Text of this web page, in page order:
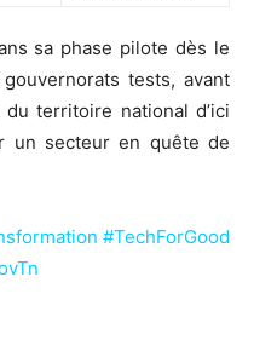
sa phase pilote dès le
tests, avant
du territoire national d’ici
un secteur en quête de
#TechForGood